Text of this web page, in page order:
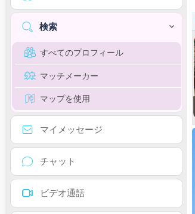
検索
すべてのプロフィール
マッチメーカー
マップを使用
マイメッセージ
チャット
ビデオ通話